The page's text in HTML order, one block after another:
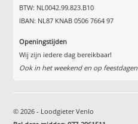
BTW: NL0042.99.823.B10
IBAN: NL87 KNAB 0506 7664 97
Openingstijden
Wij zijn iedere dag bereikbaar!
Ook in het weekend en op feestdagen
© 2026 - Loodgieter Venlo